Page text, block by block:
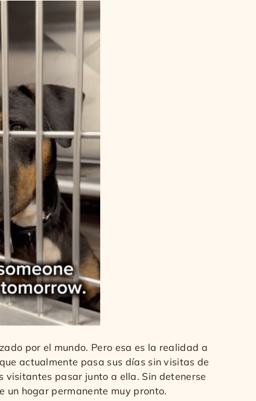
por el mundo. Pero esa es la realidad a
actualmente pasa sus días sin visitas de
visitantes pasar junto a ella. Sin detenerse
hogar permanente muy pronto.